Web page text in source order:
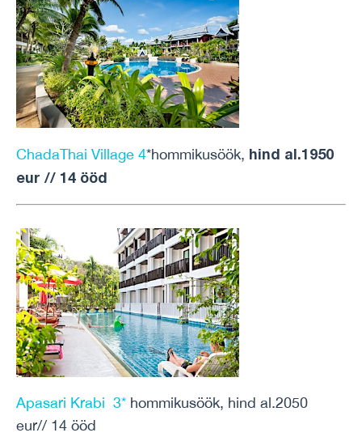
ChadaThai Village 4*hommikusöök, hind al.1950
eur // 14 ööd
Apasari Krabi 3* hommikusöök, hind al.2050
eur// 14 ööd